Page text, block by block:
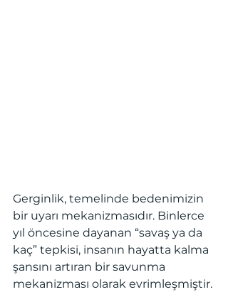
Gerginlik, temelinde bedenimizin
bir uyarı mekanizmasıdır. Binlerce
yıl öncesine dayanan “savaş ya da
kaç” tepkisi, insanın hayatta kalma
şansını artıran bir savunma
mekanizması olarak evrimleşmiştir.